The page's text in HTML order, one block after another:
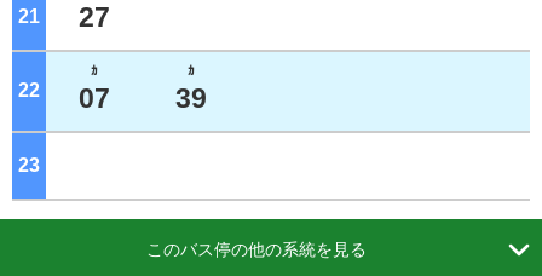
21 27
22
ｶ
07
ｶ
39
23
このバス停の他の系統を見る 